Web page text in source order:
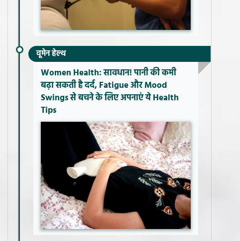
वूमेन हेल्थ
Women Health: सावधान! पानी की कमी
बढ़ा सकती है दर्द, Fatigue और Mood
Swings से बचने के लिए अपनाएं ये Health
Tips